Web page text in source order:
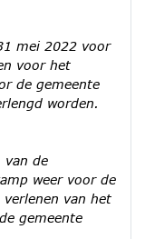
mei 2022 voor
voor het
de gemeente
worden.
van de
weer voor de
van het
gemeente